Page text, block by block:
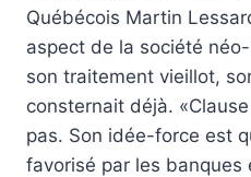
Québécois Martin
aspect de la société
son traitement vieillot,
consternait déjà.
pas. Son idée-force est
favorisé par les banques